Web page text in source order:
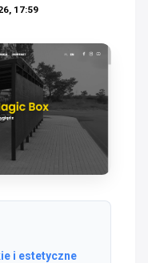
17:59
i estetyczne